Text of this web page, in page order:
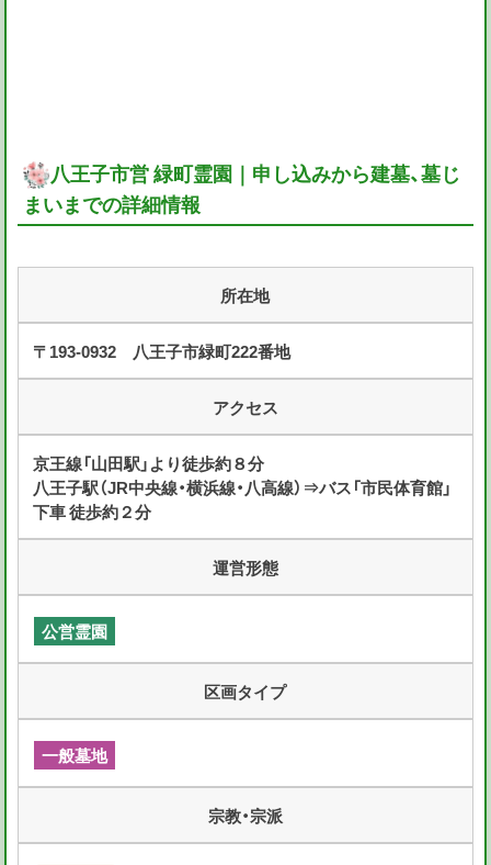
八王子市営 緑町霊園｜申し込みから建墓、墓じ
まいまでの詳細情報
所在地
〒193-0932 八王子市緑町222番地
アクセス
京王線「山田駅」より徒歩約８分
八王子駅（JR中央線・横浜線・八高線）⇒バス「市民体育館」
下車 徒歩約２分
運営形態
公営霊園
区画タイプ
一般墓地
宗教・宗派